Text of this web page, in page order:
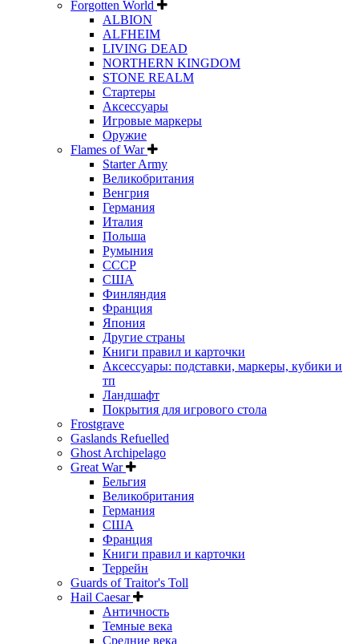
Forgotten World
ALBION
ALFHEIM
LIVING DEAD
NORTHERN KINGDOM
STONE REALM
Стартеры
Аксессуары
Игровые маркеры
Оружие
Flames of War
Starter Army
Великобритания
Венгрия
Германия
Италия
Польша
Румыния
СССР
США
Финляндия
Франция
Япония
Другие страны
Книги правил и карточки
Аксессуары: подставки, маркеры, кубики и
тп
Ландшафт
Покрытия для игрового стола
Frostgrave
Gaslands Refuelled
Ghost Archipelago
Great War
Бельгия
Великобритания
Германия
США
Франция
Книги правил и карточки
Террейн
Guards of Traitor's Toll
Hail Caesar
Античность
Темные века
Средние века